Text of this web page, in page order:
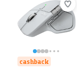
cashback
La note est de 8,5 sur